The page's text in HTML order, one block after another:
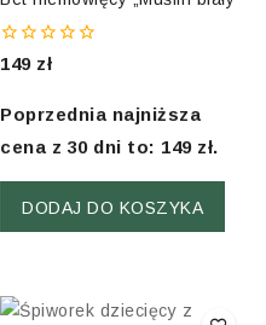
0
5
149 zł
Poprzednia najniższa
cena z 30 dni to: 149 zł.
DODAJ DO KOSZYKA